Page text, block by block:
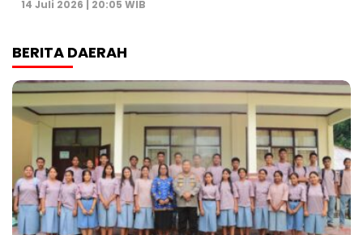
14 Juli 2026 | 20:05 WIB
BERITA DAERAH